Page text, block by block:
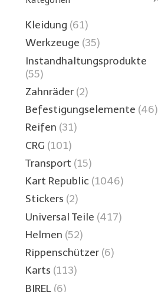
Kleidung (61)
Werkzeuge (35)
Instandhaltungsprodukte
(55)
Zahnräder (2)
Befestigungselemente (46)
Reifen (31)
CRG (101)
Transport (15)
Kart Republic (1046)
Stickers (2)
Universal Teile (417)
Helmen (52)
Rippenschützer (6)
Karts (113)
BIREL (6)